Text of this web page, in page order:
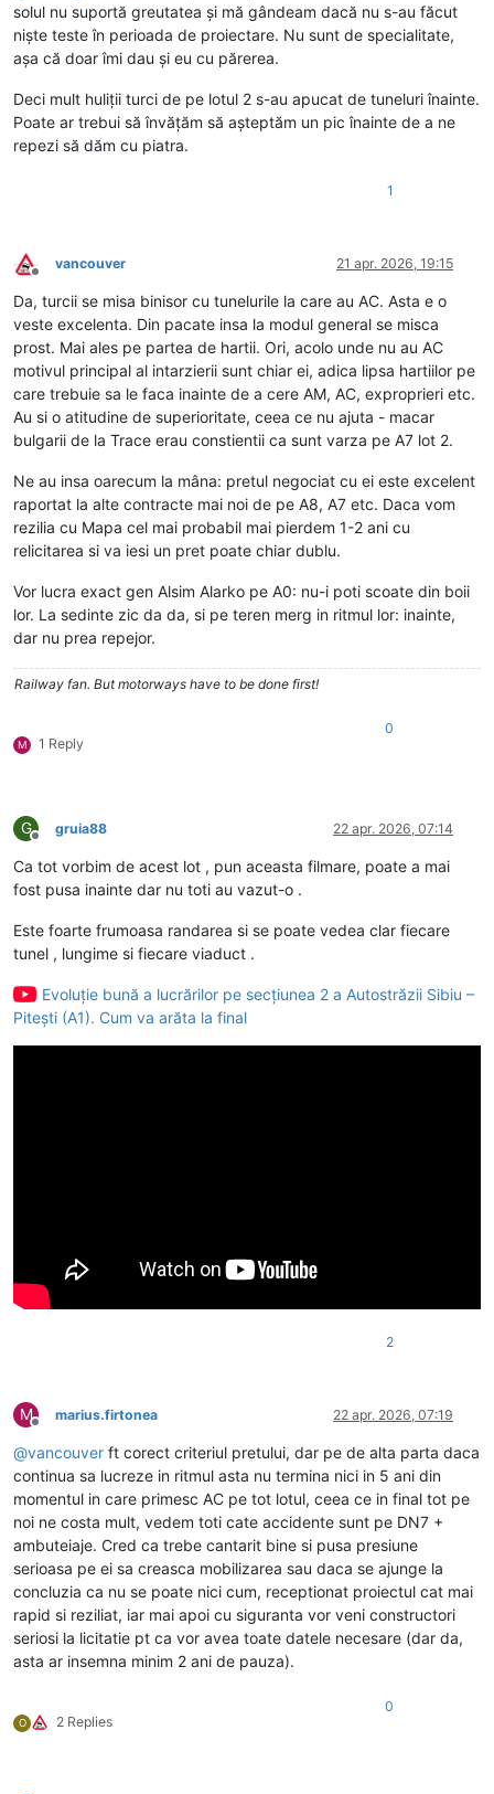
solul nu suportă greutatea și mă gândeam dacă nu s-au făcut
niște teste în perioada de proiectare. Nu sunt de specialitate,
așa că doar îmi dau și eu cu părerea.
Deci mult huliții turci de pe lotul 2 s-au apucat de tuneluri înainte.
Poate ar trebui să învățăm să așteptăm un pic înainte de a ne
repezi să dăm cu piatra.
1
Deconectat
vancouver 21 apr. 2026, 19:15
Da, turcii se misa binisor cu tunelurile la care au AC. Asta e o
veste excelenta. Din pacate insa la modul general se misca
prost. Mai ales pe partea de hartii. Ori, acolo unde nu au AC
motivul principal al intarzierii sunt chiar ei, adica lipsa hartiilor pe
care trebuie sa le faca inainte de a cere AM, AC, exproprieri etc.
Au si o atitudine de superioritate, ceea ce nu ajuta - macar
bulgarii de la Trace erau constientii ca sunt varza pe A7 lot 2.
Ne au insa oarecum la mâna: pretul negociat cu ei este excelent
raportat la alte contracte mai noi de pe A8, A7 etc. Daca vom
rezilia cu Mapa cel mai probabil mai pierdem 1-2 ani cu
relicitarea si va iesi un pret poate chiar dublu.
Vor lucra exact gen Alsim Alarko pe A0: nu-i poti scoate din boii
lor. La sedinte zic da da, si pe teren merg in ritmul lor: inainte,
dar nu prea repejor.
Railway fan. But motorways have to be done first!
M 1 Reply
0
G
Deconectat
gruia88 22 apr. 2026, 07:14
Ca tot vorbim de acest lot , pun aceasta filmare, poate a mai
fost pusa inainte dar nu toti au vazut-o .
Este foarte frumoasa randarea si se poate vedea clar fiecare
tunel , lungime si fiecare viaduct .
Evoluție bună a lucrărilor pe secțiunea 2 a Autostrăzii Sibiu –
Pitești (A1). Cum va arăta la final
2
M
Deconectat
marius.firtonea 22 apr. 2026, 07:19
@vancouver ft corect criteriul pretului, dar pe de alta parta daca
continua sa lucreze in ritmul asta nu termina nici in 5 ani din
momentul in care primesc AC pe tot lotul, ceea ce in final tot pe
noi ne costa mult, vedem toti cate accidente sunt pe DN7 +
ambuteiaje. Cred ca trebe cantarit bine si pusa presiune
serioasa pe ei sa creasca mobilizarea sau daca se ajunge la
concluzia ca nu se poate nici cum, receptionat proiectul cat mai
rapid si reziliat, iar mai apoi cu siguranta vor veni constructori
seriosi la licitatie pt ca vor avea toate datele necesare (dar da,
asta ar insemna minim 2 ani de pauza).
O 2 Replies
0